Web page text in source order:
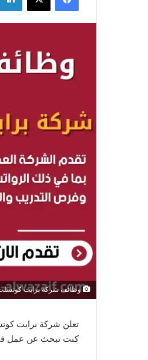
ل
ب
ي
د
ك
و
ن
ي
وظائف شركة برايت
كنت تبحث عن عمل في